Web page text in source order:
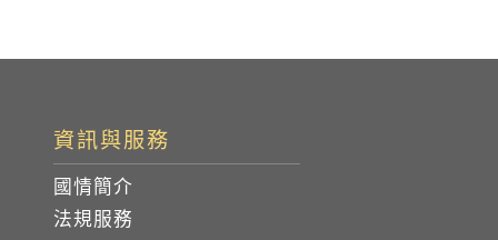
資訊與服務
國情簡介
法規服務